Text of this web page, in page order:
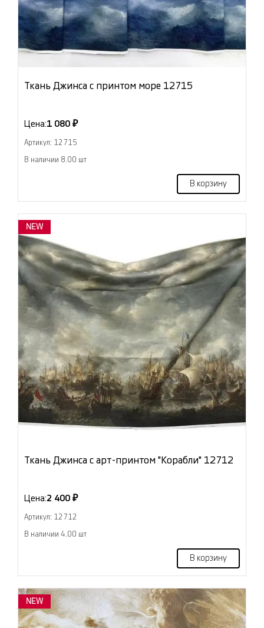
Ткань Джинса с принтом море 12715
Цена:1 080 ₽
Артикул: 12715
В наличии 8.00 шт
В корзину
NEW
Ткань Джинса с арт-принтом "Корабли" 12712
Цена:2 400 ₽
Артикул: 12712
В наличии 4.00 шт
В корзину
NEW